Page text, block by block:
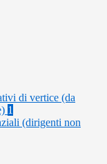
di vertice (da
1
(dirigenti non